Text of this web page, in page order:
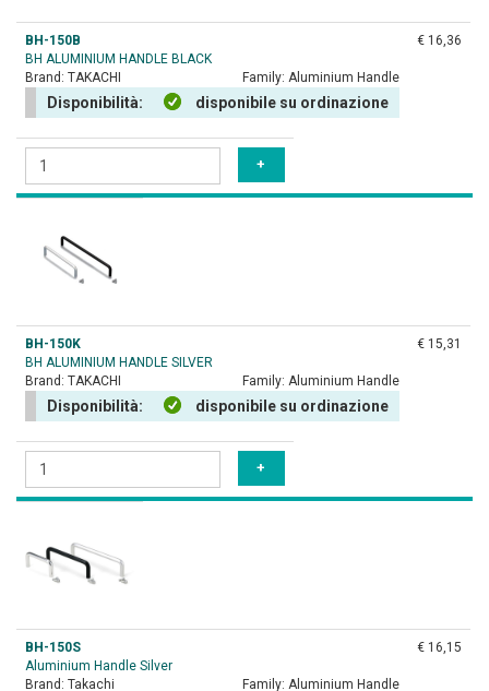
BH-150B
BH ALUMINIUM HANDLE BLACK
Brand: TAKACHI Family: Aluminium Handle
Disponibilità: disponibile su ordinazione
€ 16,36
BH-150K
BH ALUMINIUM HANDLE SILVER
Brand: TAKACHI Family: Aluminium Handle
Disponibilità: disponibile su ordinazione
€ 15,31
BH-150S
Aluminium Handle Silver
Brand: Takachi Family: Aluminium Handle
€ 16,15